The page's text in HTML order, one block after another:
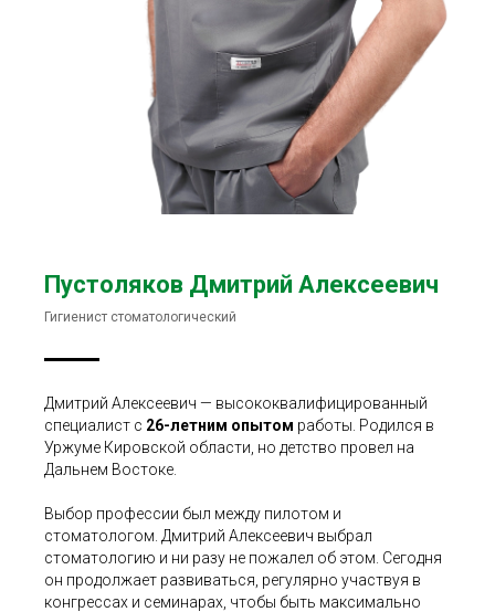
Пустоляков Дмитрий Алексеевич
Гигиенист стоматологический
Дмитрий Алексеевич — высококвалифицированный
специалист с 26-летним опытом работы. Родился в
Уржуме Кировской области, но детство провел на
Дальнем Востоке.
Выбор профессии был между пилотом и
стоматологом. Дмитрий Алексеевич выбрал
стоматологию и ни разу не пожалел об этом. Сегодня
он продолжает развиваться, регулярно участвуя в
конгрессах и семинарах, чтобы быть максимально